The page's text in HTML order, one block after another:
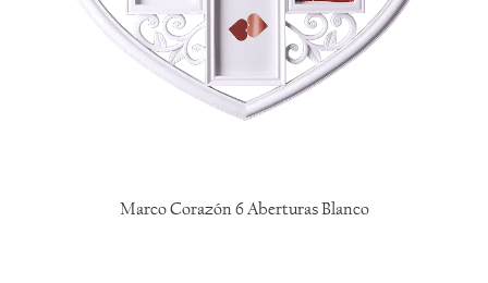
Marco Corazón 6 Aberturas Blanco